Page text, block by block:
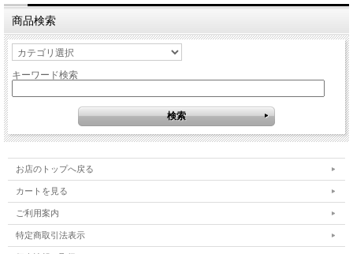
商品検索
キーワード検索
お店のトップへ戻る
カートを見る
ご利用案内
特定商取引法表示